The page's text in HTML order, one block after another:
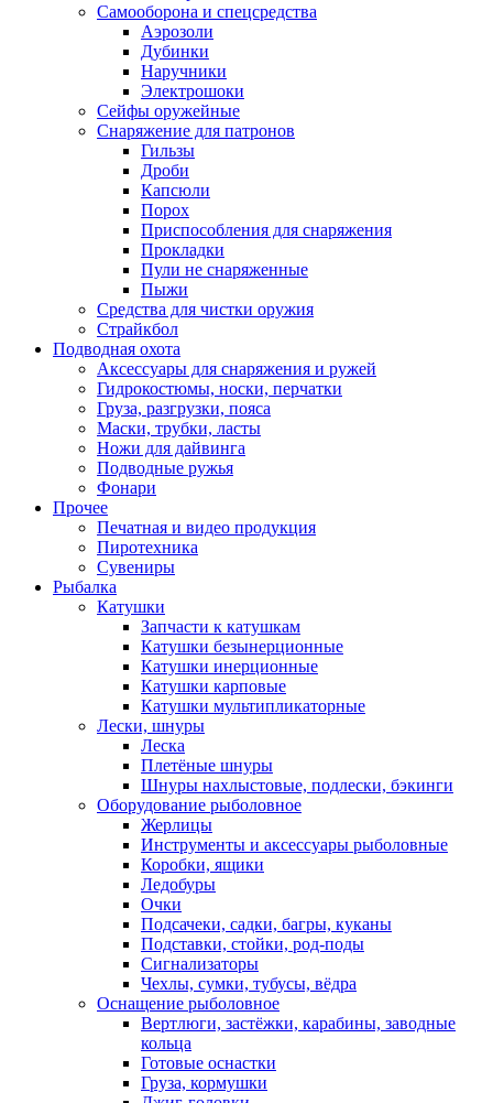
Самооборона и спецсредства
Аэрозоли
Дубинки
Наручники
Электрошоки
Сейфы оружейные
Снаряжение для патронов
Гильзы
Дроби
Капсюли
Порох
Приспособления для снаряжения
Прокладки
Пули не снаряженные
Пыжи
Средства для чистки оружия
Страйкбол
Подводная охота
Аксессуары для снаряжения и ружей
Гидрокостюмы, носки, перчатки
Груза, разгрузки, пояса
Маски, трубки, ласты
Ножи для дайвинга
Подводные ружья
Фонари
Прочее
Печатная и видео продукция
Пиротехника
Сувениры
Рыбалка
Катушки
Запчасти к катушкам
Катушки безынерционные
Катушки инерционные
Катушки карповые
Катушки мультипликаторные
Лески, шнуры
Леска
Плетёные шнуры
Шнуры нахлыстовые, подлески, бэкинги
Оборудование рыболовное
Жерлицы
Инструменты и аксессуары рыболовные
Коробки, ящики
Ледобуры
Очки
Подсачеки, садки, багры, куканы
Подставки, стойки, род-поды
Сигнализаторы
Чехлы, сумки, тубусы, вёдра
Оснащение рыболовное
Вертлюги, застёжки, карабины, заводные
кольца
Готовые оснастки
Груза, кормушки